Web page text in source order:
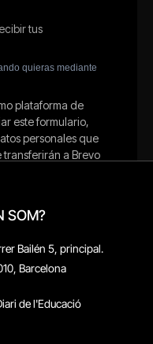
SOM?
Bailén 5, principal.
Barcelona
de l'Educació